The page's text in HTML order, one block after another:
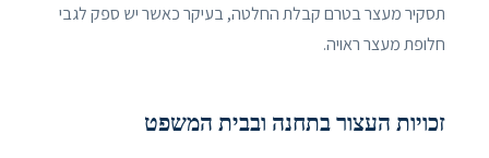
תסקיר מעצר בטרם קבלת החלטה, בעיקר כאשר יש ספק לגבי
חלופת מעצר ראויה.
זכויות העצור בתחנה ובבית המשפט